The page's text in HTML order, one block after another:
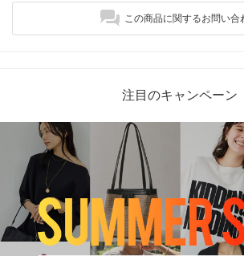
この商品に関するお問い合
注目のキャンペーン